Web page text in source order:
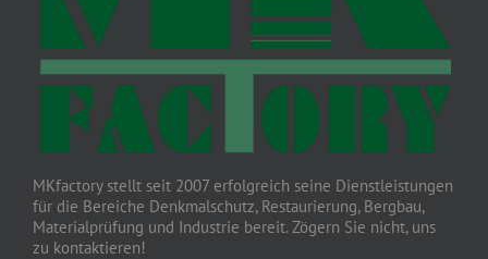
MKfactory stellt seit 2007 erfolgreich seine Dienstleistungen
für die Bereiche Denkmalschutz, Restaurierung, Bergbau,
Materialprüfung und Industrie bereit. Zögern Sie nicht, uns
zu kontaktieren!